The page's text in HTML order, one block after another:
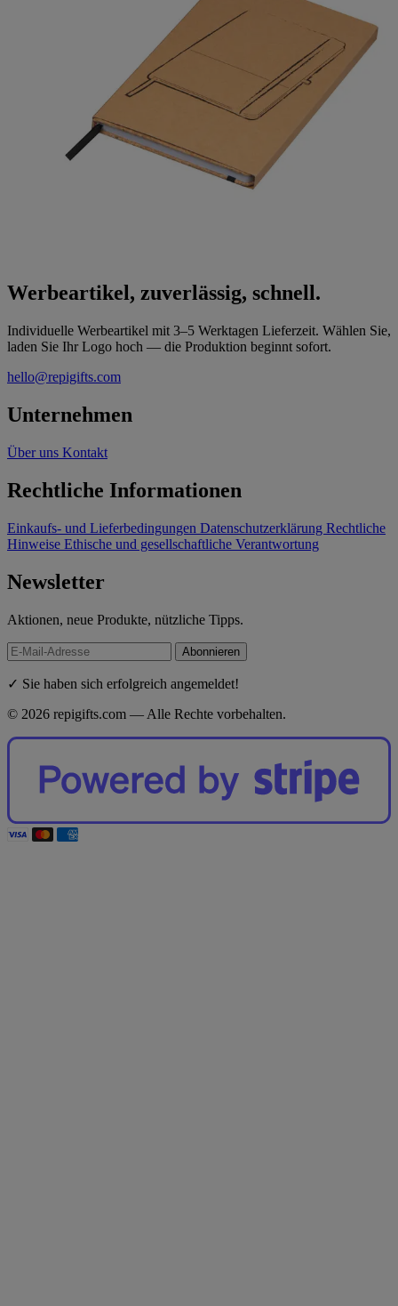
Werbeartikel, zuverlässig, schnell.
Individuelle Werbeartikel mit 3–5 Werktagen Lieferzeit. Wählen Sie,
laden Sie Ihr Logo hoch — die Produktion beginnt sofort.
hello@repigifts.com
Unternehmen
Über uns Kontakt
Rechtliche Informationen
Einkaufs- und Lieferbedingungen Datenschutzerklärung Rechtliche
Hinweise Ethische und gesellschaftliche Verantwortung
Newsletter
Aktionen, neue Produkte, nützliche Tipps.
Abonnieren
✓ Sie haben sich erfolgreich angemeldet!
© 2026 repigifts.com — Alle Rechte vorbehalten.